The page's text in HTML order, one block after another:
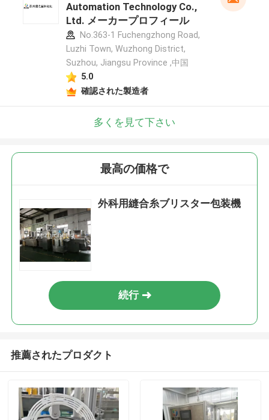
Automation Technology Co.,
Ltd. メーカープロフィール
No.363-1 Fuchengzhong Road,
Luzhi Town, Wuzhong District,
Suzhou, Jiangsu Province ,中国
5.0
確認された製造者
多くを見て下さい
最高の価格で
外科用縫合糸ブリスター包装機
続行
推薦されたプロダクト